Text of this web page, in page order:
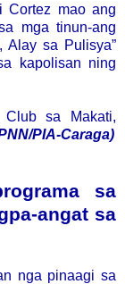
Cortez mao ang
mga tinun-ang
Alay sa Pulisya”
kapolisan ning
Club sa Makati,
PIA-Caraga)
sa
angat sa
nga pinaagi sa